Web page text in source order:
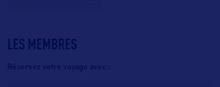
LES MEMBRES
Réservez votre voyage avec :